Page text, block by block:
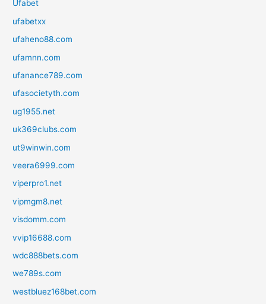
Ufabet
ufabetxx
ufaheno88.com
ufamnn.com
ufanance789.com
ufasocietyth.com
ug1955.net
uk369clubs.com
ut9winwin.com
veera6999.com
viperpro1.net
vipmgm8.net
visdomm.com
vvip16688.com
wdc888bets.com
we789s.com
westbluez168bet.com